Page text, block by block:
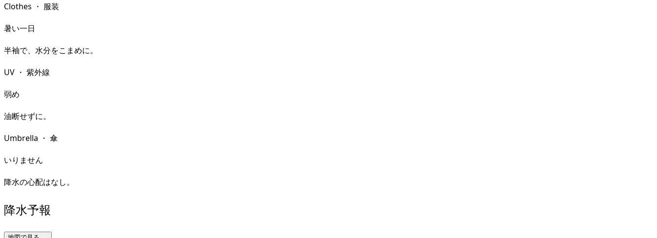
Clothes ・ 服装
暑い一日
半袖で、水分をこまめに。
UV ・ 紫外線
弱め
油断せずに。
Umbrella ・ 傘
いりません
降水の心配はなし。
降水予報